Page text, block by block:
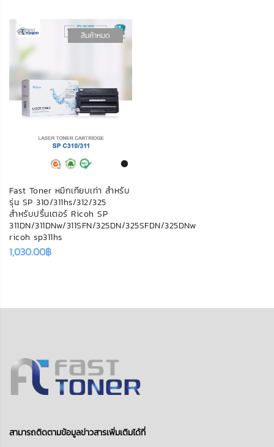
สินค้าหมด
Fast Toner หมึกเทียบเท่า สำหรับ
รุ่น SP 310/311hs/312/325
สำหรับปริ้นเตอร์ Ricoh SP
311DN/311DNw/311SFN/325DN/325SFDN/325DNw
ricoh sp311hs
1,030.00฿
สามารถติดตามข้อมูลข่าวสารเพิ่มเติมได้ที่